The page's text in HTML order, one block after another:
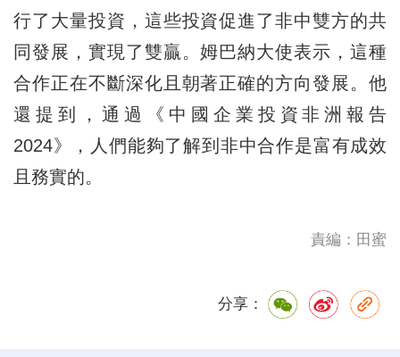
行了大量投資，這些投資促進了非中雙方的共
同發展，實現了雙贏。姆巴納大使表示，這種
合作正在不斷深化且朝著正確的方向發展。他
還提到，通過《中國企業投資非洲報告
2024》，人們能夠了解到非中合作是富有成效
且務實的。
責編：田蜜
分享：